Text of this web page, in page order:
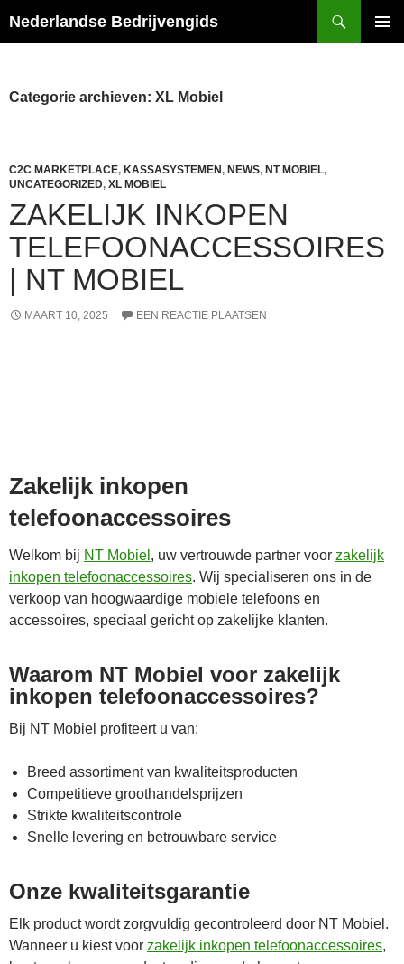
naar
Nederlandse Bedrijvengids
Categorie archieven: XL Mobiel
C2C MARKETPLACE, KASSASYSTEMEN , NEWS, NT MOBIEL,
UNCATEGORIZED, XL MOBIEL
ZAKELIJK INKOPEN
TELEFOONACCESSOIRES
| NT MOBIEL
MAART 10, 2025 EEN REACTIE PLAATSEN
Zakelijk inkopen
telefoonaccessoires
Welkom bij NT Mobiel , uw vertrouwde partner voor zakelijk
inkopen telefoonaccessoires. Wij specialiseren ons in de
verkoop van hoogwaardige mobiele telefoons en
accessoires, speciaal gericht op zakelijke klanten.
Waarom NT Mobiel voor zakelijk
inkopen telefoonaccessoires?
Bij NT Mobiel profiteert u van:
Breed assortiment van kwaliteitsproducten
Competitieve groothandelsprijzen
Strikte kwaliteitscontrole
Snelle levering en betrouwbare service
Onze kwaliteitsgarantie
Elk product wordt zorgvuldig gecontroleerd door NT Mobiel.
Wanneer u kiest voor zakelijk inkopen telefoonaccessoires,